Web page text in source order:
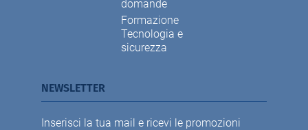
domande
Formazione
Tecnologia e
sicurezza
NEWSLETTER
Inserisci la tua mail e ricevi le promozioni